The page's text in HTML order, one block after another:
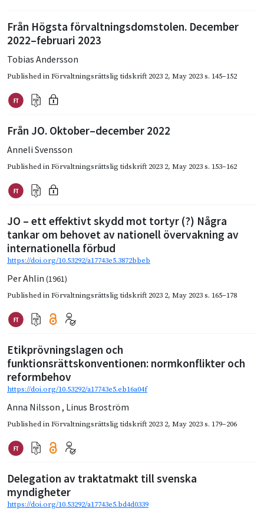
Från Högsta förvaltningsdomstolen. December
2022–februari 2023
Tobias Andersson
Published inFörvaltningsrättslig tidskrift 2023 2, May 2023s. 145–152
Från JO. Oktober–december 2022
Anneli Svensson
Published inFörvaltningsrättslig tidskrift 2023 2, May 2023s. 153–162
JO – ett effektivt skydd mot tortyr (?) Några
tankar om behovet av nationell övervakning av
internationella förbud
https://doi.org/10.53292/a17743e5.3872bbeb
Per Ahlin (1961)
Published inFörvaltningsrättslig tidskrift 2023 2, May 2023s. 165–178
Etikprövningslagen och
funktionsrättskonventionen: normkonflikter och
reformbehov
https://doi.org/10.53292/a17743e5.eb16a04f
Anna Nilsson , Linus Broström
Published inFörvaltningsrättslig tidskrift 2023 2, May 2023s. 179–206
Delegation av traktatmakt till svenska
myndigheter
https://doi.org/10.53292/a17743e5.bd4d0339